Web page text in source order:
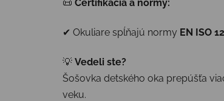
📜 Certifikácia a normy:
✔ Okuliare spĺňajú normy EN ISO
💡 Vedeli ste?
Šošovka detského oka prepúšťa
veku.